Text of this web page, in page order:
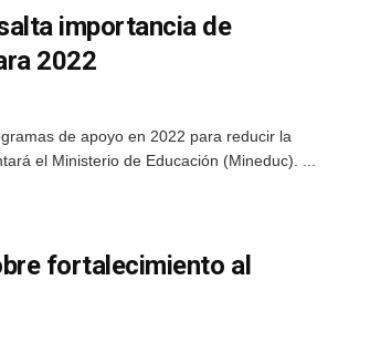
importancia de
2022
de apoyo en 2022 para reducir la
el Ministerio de Educación (Mineduc). ...
fortalecimiento al